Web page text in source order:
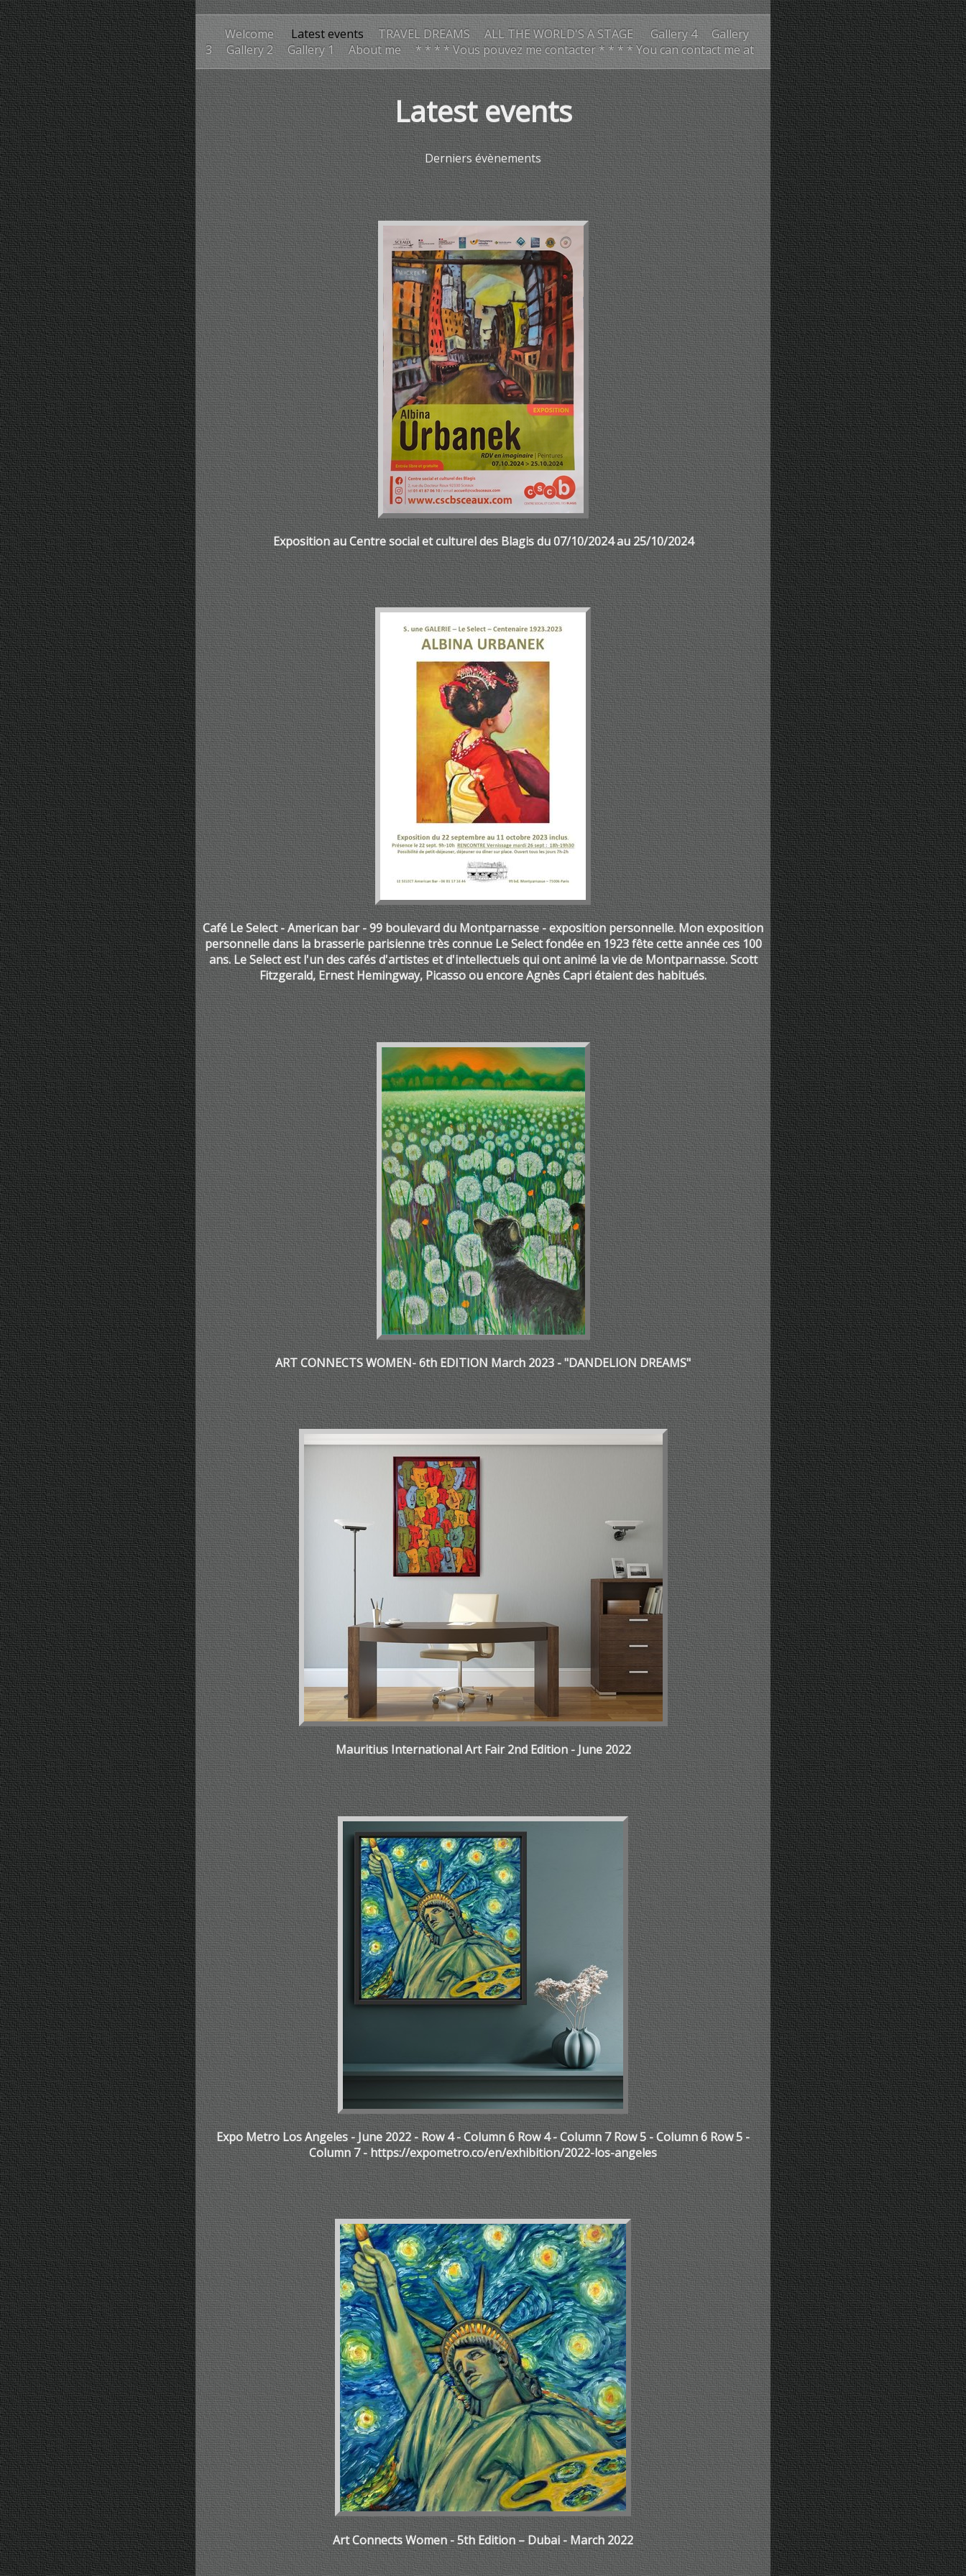
Welcome Latest events TRAVEL DREAMS ALL THE WORLD'S A STAGE Gallery 4
Gallery
3
Gallery 2 Gallery 1 About me * * * * Vous pouvez me contacter * * * * You can contact me at
Latest events
Derniers évènements
Exposition au Centre social et culturel des Blagis du 07/10/2024 au 25/10/2024
Café Le Select - American bar - 99 boulevard du Montparnasse - exposition personnelle. Mon exposition
personnelle dans la brasserie parisienne très connue Le Select fondée en 1923 fête cette année ces 100
ans. Le Select est l'un des cafés d'artistes et d'intellectuels qui ont animé la vie de Montparnasse. Scott
Fitzgerald, Ernest Hemingway, Picasso ou encore Agnès Capri étaient des habitués.
ART CONNECTS WOMEN- 6th EDITION March 2023 - "DANDELION DREAMS"
Mauritius International Art Fair 2nd Edition - June 2022
Expo Metro Los Angeles - June 2022 - Row 4 - Column 6 Row 4 - Column 7 Row 5 - Column 6 Row 5 -
Column 7 - https://expometro.co/en/exhibition/2022-los-angeles
Art Connects Women - 5th Edition – Dubai - March 2022